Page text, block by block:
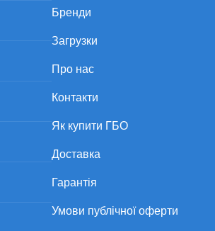
Бренди
Загрузки
Про нас
Контакти
Як купити ГБО
Доставка
Гарантія
Умови публічної оферти